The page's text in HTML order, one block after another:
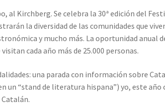
al Kirchberg. Se celebra la 30ª edición del
la diversidad de las comunidades que
y mucho más. La oportunidad anual
cada año más de 25.000 personas.
una parada con información sobre
un “stand de literatura hispana”) yo, este año